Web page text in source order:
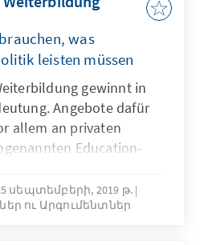
was
leisten müssen
gewinnt in
Angebote dafür
allem an privaten
Education-
Engagement in der
սեպտեմբերի, 2019 թ.
ու Արգումենտներ